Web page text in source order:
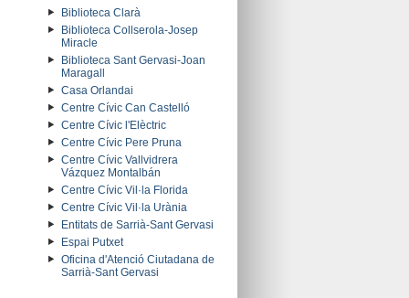
Biblioteca Clarà
Biblioteca Collserola-Josep
Miracle
Biblioteca Sant Gervasi-Joan
Maragall
Casa Orlandai
Centre Cívic Can Castelló
Centre Cívic l'Elèctric
Centre Cívic Pere Pruna
Centre Cívic Vallvidrera
Vázquez Montalbán
Centre Cívic Vil·la Florida
Centre Cívic Vil·la Urània
Entitats de Sarrià-Sant Gervasi
Espai Putxet
Oficina d'Atenció Ciutadana de
Sarrià-Sant Gervasi